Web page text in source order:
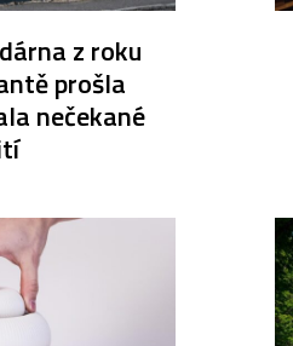
z roku
prošla
nečekané